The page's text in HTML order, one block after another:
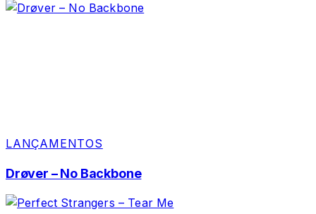
LANÇAMENTOS
Drøver – No Backbone